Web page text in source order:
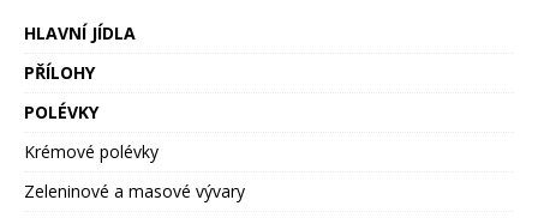
HLAVNÍ JÍDLA
PŘÍLOHY
POLÉVKY
Krémové polévky
Zeleninové a masové vývary